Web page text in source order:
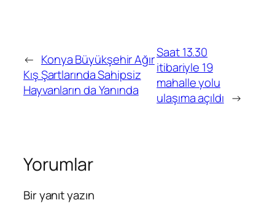
← Konya Büyükşehir Ağır
Kış Şartlarında Sahipsiz
Hayvanların da Yanında
Saat 13.30
itibariyle 19
mahalle yolu
ulaşıma açıldı →
Yorumlar
Bir yanıt yazın